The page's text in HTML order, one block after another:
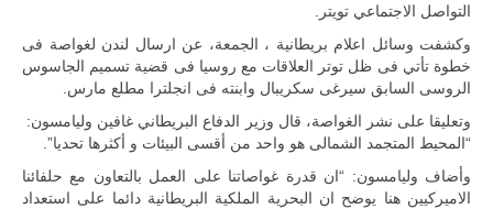
التواصل الاجتماعي تويتر.
وكشفت وسائل اعلام بريطانية ، الجمعة، عن ارسال لندن لغواصة فى
خطوة تأتي فى ظل توتر العلاقات مع روسيا فى قضية تسميم الجاسوس
الروسى السابق سيرغى سكريبال وابنته فى انجلترا مطلع مارس.
وتعليقا على نشر الغواصة، قال وزير الدفاع البريطاني غافين وليامسون:
“المحيط المتجمد الشمالى هو واحد من أقسى البيئات و أكثرها تحديا”.
وأضاف وليامسون: “ان قدرة غواصاتنا على العمل بالتعاون مع حلفائنا
الاميركيين هنا يوضح ان البحرية الملكية البريطانية دائما على استعداد